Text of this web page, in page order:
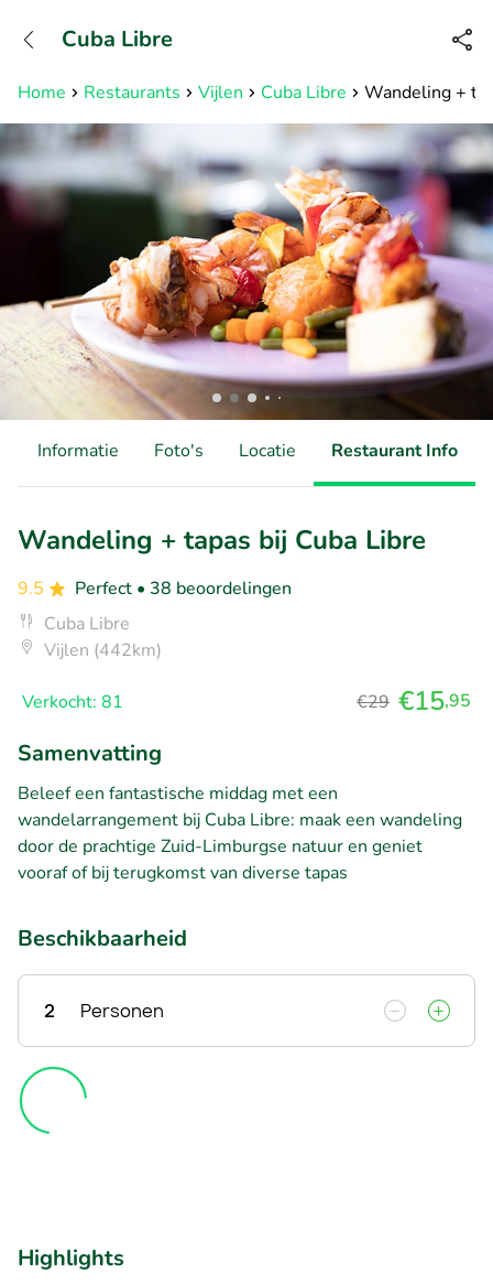
Bereikbaar tot 23:00 uur
Home Restaurants Vijlen Cuba Libre Wandeling +
Cuba Libre
Informatie Foto's Locatie Restaurant Info
Wandeling + tapas bij Cuba Libre
9.5 Perfect • 38 beoordelingen
Cuba Libre
Vijlen (442km)
Verkocht: 81 €29 €15,95
Samenvatting
Beleef een fantastische middag met een
wandelarrangement bij Cuba Libre: maak een wandeling
door de prachtige Zuid-Limburgse natuur en geniet
vooraf of bij terugkomst van diverse tapas
Beschikbaarheid
2 Personen
Highlights